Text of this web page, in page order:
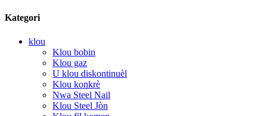
Kategori
klou
Klou bobin
Klou gaz
U klou diskontinuèl
Klou konkrè
Nwa Steel Nail
Klou Steel Jòn